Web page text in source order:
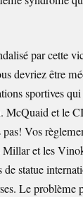
par cette
devriez être
sportives
McQuaid et le
Vos
et les
de statue
Le problème